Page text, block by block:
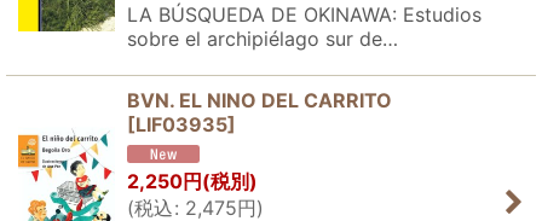
LA BÚSQUEDA DE OKINAWA: Estudios
sobre el archipiélago sur de…
BVN. EL NINO DEL CARRITO
[LIF03935]
2,250円(税別)
(税込: 2,475円)